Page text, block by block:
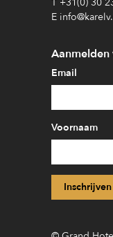
E
Email
Voornaam